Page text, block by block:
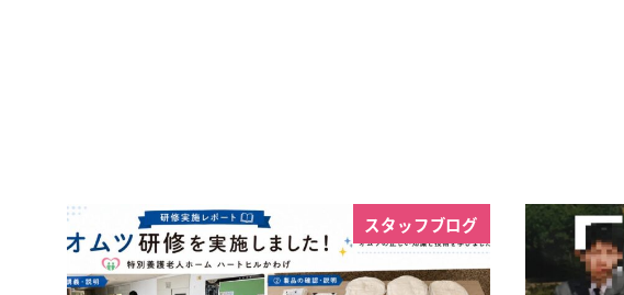
スタッフブログ